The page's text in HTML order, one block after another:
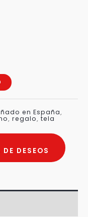
en España,
, regalo, tela
DESEOS